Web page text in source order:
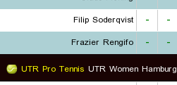
Filip Soderqvist
- -
Frazier Rengifo
- -
UTR Pro Tennis UTR Women Hamburg